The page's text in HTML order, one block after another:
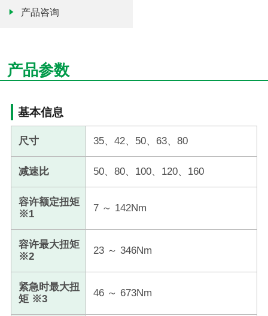
产品咨询
产品参数
基本信息
尺寸 35、42、50、63、80
减速比 50、80、100、120、160
容许额定扭矩
※1
7 ～ 142Nm
容许最大扭矩
※2
23 ～ 346Nm
紧急时最大扭
矩 ※3
46 ～ 673Nm